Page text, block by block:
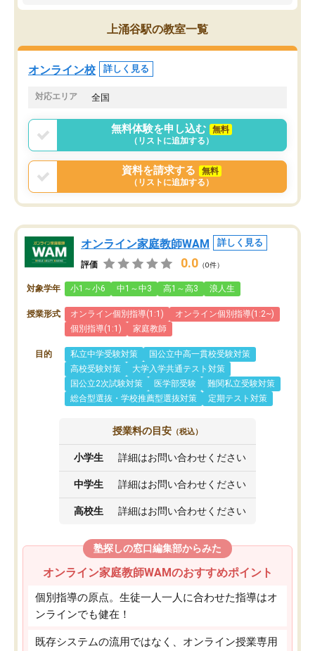
ので、自信をもって受験勉強を進める
ことができました。自分のように勉強
のやり方や進捗管理で苦労している方
には特におすすめしたい塾です。
上涌谷駅の教室一覧
オンライン校 詳しく見る
対応エリア 全国
無料体験を申し込む
無料
（リストに追加する）
資料を請求する
無料
（リストに追加する）
オンライン家庭教師WAM 詳しく見る
評価 0.0 （0件）
対象学年 小1～小6 中1～中3 高1～高3 浪人生
授業形式 オンライン個別指導(1:1)
オンライン個別指導(1:2~)
個別指導(1:1)
家庭教師
目的 私立中学受験対策
国公立中高一貫校受験対策
高校受験対策
大学入学共通テスト対策
国公立2次試験対策
医学部受験
難関私立受験対策
総合型選抜・学校推薦型選抜対策
定期テスト対策
授業料の目安 （税込）
小学生 詳細はお問い合わせください
中学生 詳細はお問い合わせください
高校生 詳細はお問い合わせください
塾探しの窓口編集部からみた
オンライン家庭教師WAMのおすすめポイント
個別指導の原点。生徒一人一人に合わせた指導はオ
ンラインでも健在！
既存システムの流用ではなく、オンライン授業専用